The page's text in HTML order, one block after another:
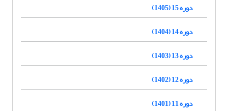
دوره 15 (1405)
دوره 14 (1404)
دوره 13 (1403)
دوره 12 (1402)
دوره 11 (1401)